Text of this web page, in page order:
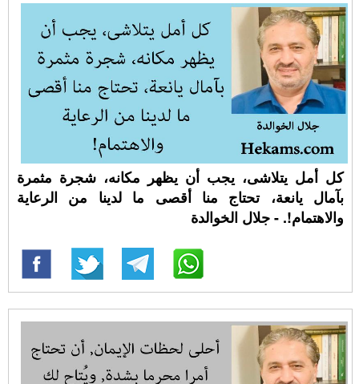
كل أمل يتلاشى، يجب أن يظهر مكانه، شجرة مثمرة
بآمال يانعة، تحتاج منا أقصى ما لدينا من الرعاية
والاهتمام!. - جلال الخوالدة